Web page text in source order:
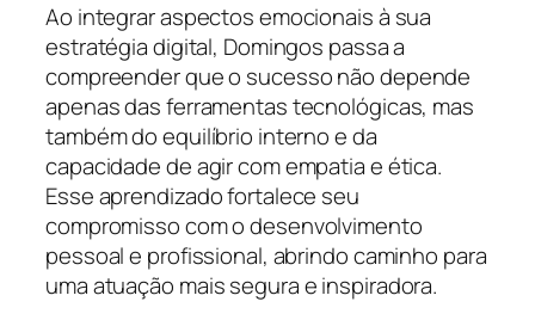
Ao integrar aspectos emocionais à sua
estratégia digital, Domingos passa a
compreender que o sucesso não depende
apenas das ferramentas tecnológicas, mas
também do equilíbrio interno e da
capacidade de agir com empatia e ética.
Esse aprendizado fortalece seu
compromisso com o desenvolvimento
pessoal e profissional, abrindo caminho para
uma atuação mais segura e inspiradora.